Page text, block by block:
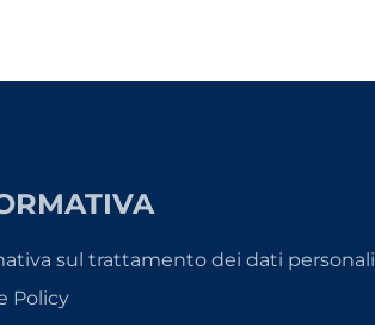
sul trattamento dei dati personali
Policy